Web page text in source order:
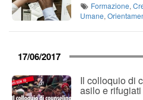
Formazione,
Umane,
17/06/2017
Il colloquio di
asilo e rifugiati